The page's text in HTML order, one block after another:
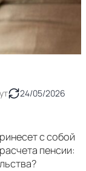
24/05/2026
с собой
пенсии: